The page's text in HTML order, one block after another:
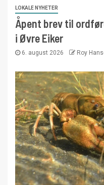
LOKALE NYHETER
Åpent brev til
i Øvre Eiker
6. august 2026 Roy